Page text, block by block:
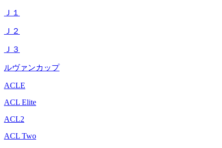
Ｊ１
Ｊ２
Ｊ３
ルヴァンカップ
ACLE
ACL Elite
ACL2
ACL Two